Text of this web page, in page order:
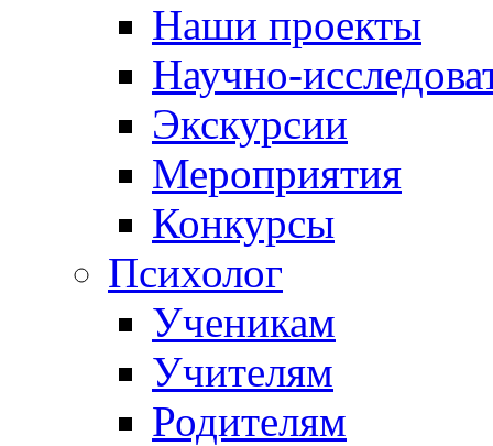
Наши проекты
Научно-
Экскурсии
Мероприятия
Конкурсы
Психолог
Ученикам
Учителям
Родителям